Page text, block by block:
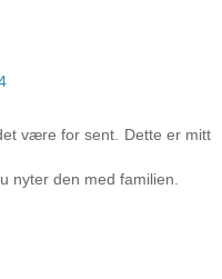
være for sent. Dette er mitt
nyter den med familien.